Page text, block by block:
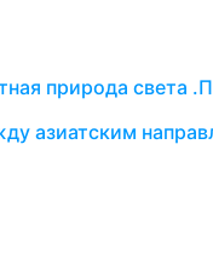
природа света
азиатским